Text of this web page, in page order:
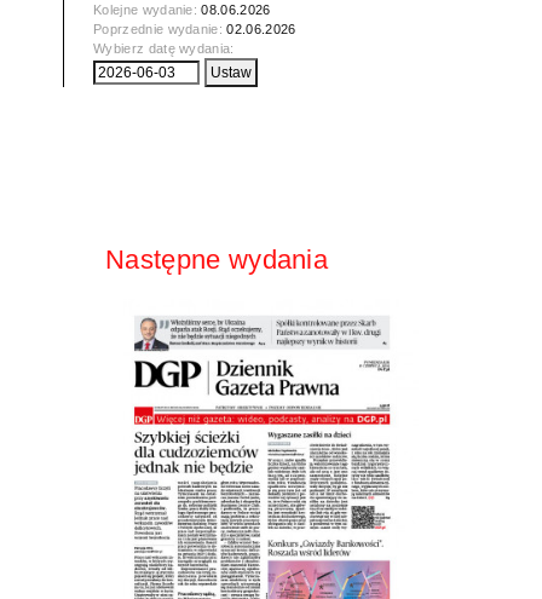
Kolejne wydanie:08.06.2026
Poprzednie wydanie:02.06.2026
Wybierz datę wydania:
Następne wydania